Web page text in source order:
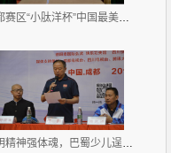
“小肽洋杯”中国最美妈妈公益评选大赛首场海
精神强体魂，巴蜀少儿逞英豪